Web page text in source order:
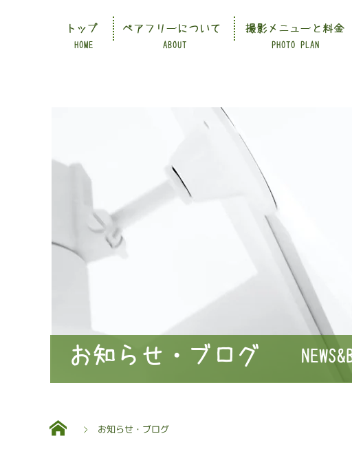
HOME ABOUT PHOTO PLAN
トップ ペアフリーについて 撮影メニューと料金
お知らせ・ブログ
お知らせ・ブログ